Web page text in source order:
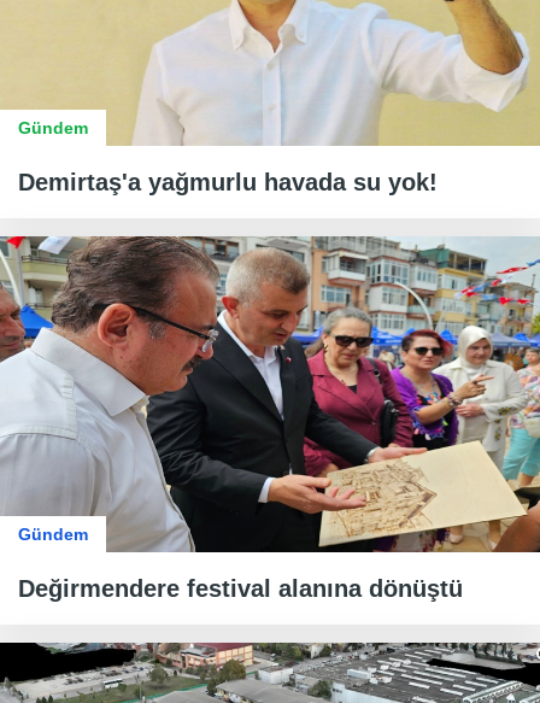
Gündem
Demirtaş'a yağmurlu havada su yok!
Gündem
Değirmendere festival alanına dönüştü